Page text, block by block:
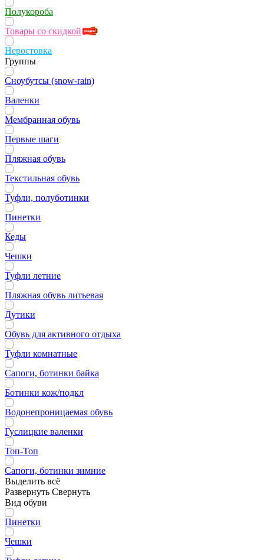
Полукороба
Товары со скидкой
Неростовка
Группы
Сноубутсы (snow-rain)
Валенки
Мембранная обувь
Первые шаги
Пляжная обувь
Текстильная обувь
Туфли, полуботинки
Пинетки
Кеды
Чешки
Туфли летние
Пляжная обувь литьевая
Дутики
Обувь для активного отдыха
Туфли комнатные
Сапоги, ботинки байка
Ботинки кож/подкл
Водонепроницаемая обувь
Гуслицкие валенки
Топ-Топ
Сапоги, ботинки зимние
Выделить всё
Развернуть Свернуть
Вид обуви
Пинетки
Чешки